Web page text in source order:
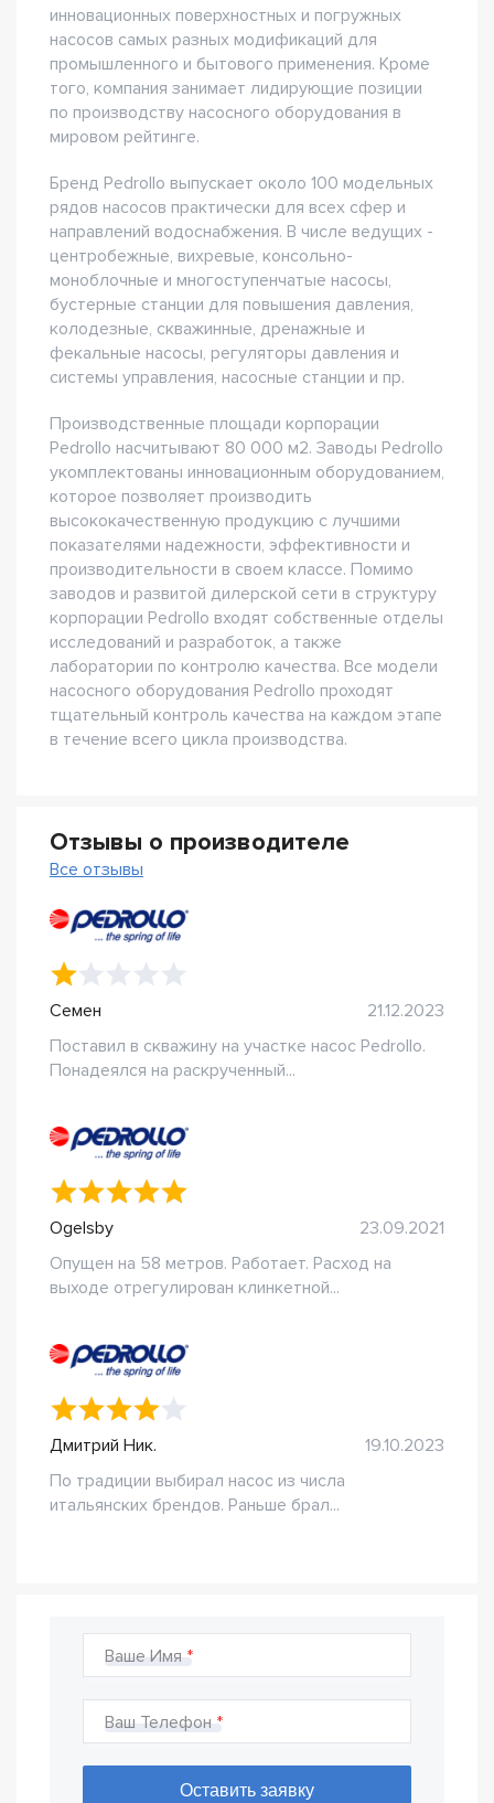
инновационных поверхностных и погружных
насосов самых разных модификаций для
промышленного и бытового применения. Кроме
того, компания занимает лидирующие позиции
по производству насосного оборудования в
мировом рейтинге.
Бренд Pedrollo выпускает около 100 модельных
рядов насосов практически для всех сфер и
направлений водоснабжения. В числе ведущих -
центробежные, вихревые, консольно-
моноблочные и многоступенчатые насосы,
бустерные станции для повышения давления,
колодезные, скважинные, дренажные и
фекальные насосы, регуляторы давления и
системы управления, насосные станции и пр.
Производственные площади корпорации
Pedrollo насчитывают 80 000 м2. Заводы Pedrollo
укомплектованы инновационным оборудованием,
которое позволяет производить
высококачественную продукцию с лучшими
показателями надежности, эффективности и
производительности в своем классе. Помимо
заводов и развитой дилерской сети в структуру
корпорации Pedrollo входят собственные отделы
исследований и разработок, а также
лаборатории по контролю качества. Все модели
насосного оборудования Pedrollo проходят
тщательный контроль качества на каждом этапе
в течение всего цикла производства.
Отзывы о производителе
Все отзывы
Семен
21.12.2023
Поставил в скважину на участке насос Pedrollo.
Понадеялся на раскрученный...
Ogelsby
23.09.2021
Опущен на 58 метров. Работает. Расход на
выходе отрегулирован клинкетной...
Дмитрий Ник.
19.10.2023
По традиции выбирал насос из числа
итальянских брендов. Раньше брал...
Ваше Имя
Ваш Телефон